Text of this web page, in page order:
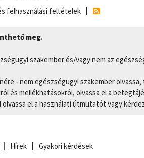
felhasználási feltételek
meg.
szakember és/vagy nem az
- nem egészségügyi szakember
és mellékhatásokról, olvassa el a
el a használati útmutatót vagy
Hírek Gyakori kérdések